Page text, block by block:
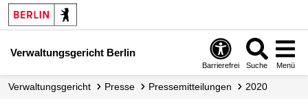
Verwaltungsgericht Berlin
Barrierefrei Suche Menü
Verwaltungs­gericht Presse Presse­mitteilungen 2020